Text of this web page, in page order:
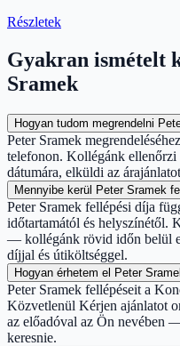
Részletek
Gyakran ismételt
Sramek
Hogyan tudom megrendelni
Peter Sramek
telefonon. Kollégánk ellenőrzi
dátumára, elküldi az
Mennyibe kerül Peter Sramek
Peter Sramek fellépési díja
időtartamától és helyszínétől.
— kollégánk rövid időn belül
díjjal és útiköltséggel.
Hogyan érhetem el Peter
Peter Sramek fellépéseit a
Közvetlenül Kérjen ajánlatot
az előadóval az Ön nevében
keresnie.